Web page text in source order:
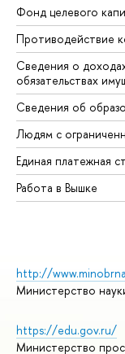
Фонд целевого
Противодействие
Сведения о
обязательствах
Сведения об
Людям с
Единая платежная
Работа в Вышке
http://
Министерство
https://edu.gov.ru/
Министерство